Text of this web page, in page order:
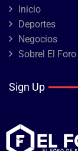
Inicio
Deportes
Negocios
Sobrel El Foro
Sign Up